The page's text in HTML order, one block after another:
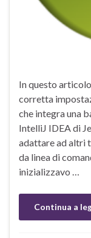
In questo
corretta
che integra una
IntelliJ IDEA di
adattare ad altri
da linea di
inizializzavo …
Continua a